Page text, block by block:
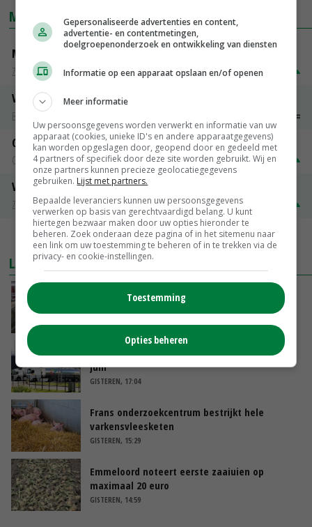
MARKTPRIJZEN
Magere melkpoeder
Zuivel NL
€ 269,00 € 7,00
Vleeskuikens 2001-2600 gr
Barneveld
Gerst
Groningen
€ 197,00 € 2,00
Volle melkpoeder
Zuivel NL
€ 345,00
MEER MARKTPRIJZEN
LAATSTE NIEUWS
‘Door hittegolf is aantal terugkomers bij
Gemiddelde Europese melkprijs daalt licht in
juni
GISTEREN, 17:04
Frans onderzoekcentrum bestrijkt hele
varkensvleesketen
GISTEREN, 15:29
Emmeloord noteert eerste zaaiuien op
maximaal 20 euro
GISTEREN, 14:59
Gepersonaliseerde advertenties en content,
advertentie- en contentmetingen,
doelgroepenonderzoek en ontwikkeling van diensten
Informatie op een apparaat opslaan en/of openen
Meer informatie
Uw persoonsgegevens worden verwerkt en informatie van uw
apparaat (cookies, unieke ID's en andere apparaatgegevens)
kan worden opgeslagen door, geopend door en gedeeld met
4 partners of specifiek door deze site worden gebruikt. Wij en
onze partners kunnen precieze geolocatiegegevens
gebruiken. Lijst met partners.
Bepaalde leveranciers kunnen uw persoonsgegevens
verwerken op basis van gerechtvaardigd belang. U kunt
hiertegen bezwaar maken door uw opties hieronder te
beheren. Zoek onderaan deze pagina of in het sitemenu naar
een link om uw toestemming te beheren of in te trekken via de
privacy- en cookie-instellingen.
Toestemming
Opties beheren